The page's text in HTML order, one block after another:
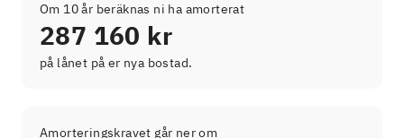
Om 10 år beräknas ni ha amorterat
287 160 kr
på lånet på er nya bostad.
Amorteringskravet går ner om